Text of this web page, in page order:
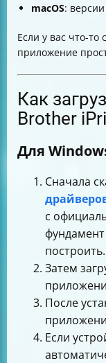
macOS:
Если у вас что-
приложение
Как
Brother
Для
Сначала
с
построить.
Затем
После
Если